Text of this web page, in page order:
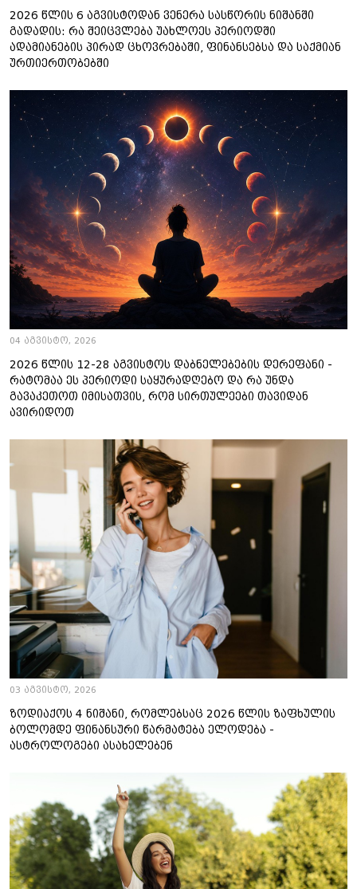
2026 წლის 6 აგვისტოდან ვენერა სასწორის ნიშანში
გადადის: რა შეიცვლება უახლოეს პერიოდში
ადამიანების პირად ცხოვრებაში, ფინანსებსა და საქმიან
ურთიერთობებში
04 აგვისტო, 2026
2026 წლის 12-28 აგვისტოს დაბნელებების დერეფანი -
რატომაა ეს პერიოდი საყურადღებო და რა უნდა
გავაკეთოთ იმისათვის, რომ სირთულეები თავიდან
ავირიდოთ
03 აგვისტო, 2026
ზოდიაქოს 4 ნიშანი, რომლებსაც 2026 წლის ზაფხულის
ბოლომდე ფინანსური წარმატება ელოდება -
ასტროლოგები ასახელებენ